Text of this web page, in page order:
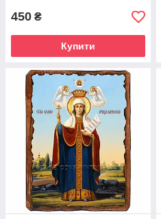
450 ₴
Купити